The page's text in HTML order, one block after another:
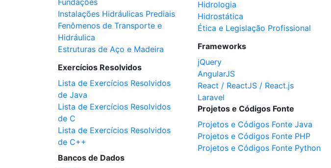
Fundações
Instalações Hidráulicas Prediais
Fenômenos de Transporte e
Hidráulica
Estruturas de Aço e Madeira
Exercícios Resolvidos
Lista de Exercícios Resolvidos
de Java
Lista de Exercícios Resolvidos
de C
Lista de Exercícios Resolvidos
de C++
Bancos de Dados
Hidrologia
Hidrostática
Ética e Legislação Profissional
Frameworks
jQuery
AngularJS
React / ReactJS / React.js
Laravel
Projetos e Códigos Fonte
Projetos e Códigos Fonte Java
Projetos e Códigos Fonte PHP
Projetos e Códigos Fonte Python